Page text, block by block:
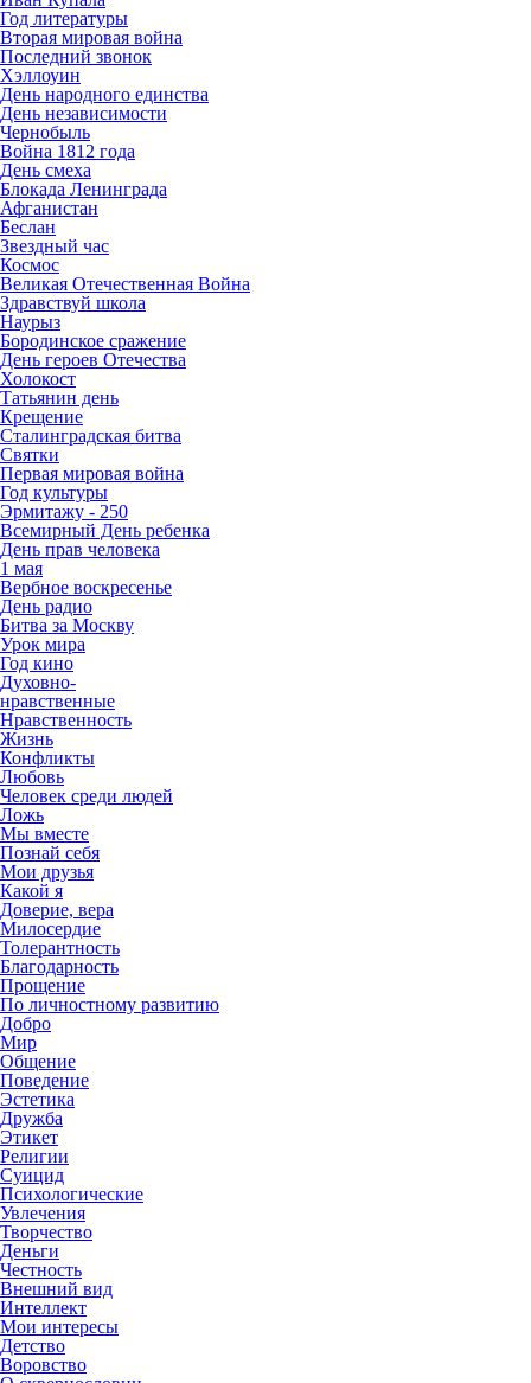
Год литературы
Вторая мировая война
Последний звонок
Хэллоуин
День народного единства
День независимости
Чернобыль
Война 1812 года
День смеха
Блокада Ленинграда
Афганистан
Беслан
Звездный час
Космос
Великая Отечественная Война
Здравствуй школа
Наурыз
Бородинское сражение
День героев Отечества
Холокост
Татьянин день
Крещение
Сталинградская битва
Святки
Первая мировая война
Год культуры
Эрмитажу - 250
Всемирный День ребенка
День прав человека
1 мая
Вербное воскресенье
День радио
Битва за Москву
Урок мира
Год кино
Духовно-
нравственные
Нравственность
Жизнь
Конфликты
Любовь
Человек среди людей
Ложь
Мы вместе
Познай себя
Мои друзья
Какой я
Доверие, вера
Милосердие
Толерантность
Благодарность
Прощение
По личностному развитию
Добро
Мир
Общение
Поведение
Эстетика
Дружба
Этикет
Религии
Суицид
Психологические
Увлечения
Творчество
Деньги
Честность
Внешний вид
Интеллект
Мои интересы
Детство
Воровство